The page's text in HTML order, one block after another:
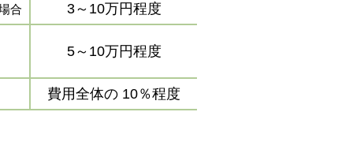
合 3～10万円程度
5～10万円程度
費用全体の 10％程度